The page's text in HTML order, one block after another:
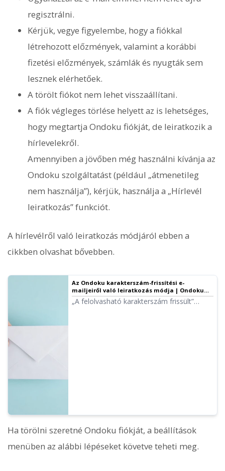
regisztrálni.
Kérjük, vegye figyelembe, hogy a fiókkal
létrehozott előzmények, valamint a korábbi
fizetési előzmények, számlák és nyugták sem
lesznek elérhetőek.
A törölt fiókot nem lehet visszaállítani.
A fiók végleges törlése helyett az is lehetséges,
hogy megtartja Ondoku fiókját, de leiratkozik a
hírlevelekről.
Amennyiben a jövőben még használni kívánja az
Ondoku szolgáltatást (például „átmenetileg
nem használja”), kérjük, használja a „Hírlevél
leiratkozás” funkciót.
A hírlevélről való leiratkozás módjáról ebben a
cikkben olvashat bővebben.
Az Ondoku karakterszám-frissítési e-
mailjeiről való leiratkozás módja | Ondoku
szövegfelolvasó szoftver
„A felolvasható karakterszám frissült”
Ha törölni szeretné Ondoku fiókját, a beállítások
menüben az alábbi lépéseket követve teheti meg.